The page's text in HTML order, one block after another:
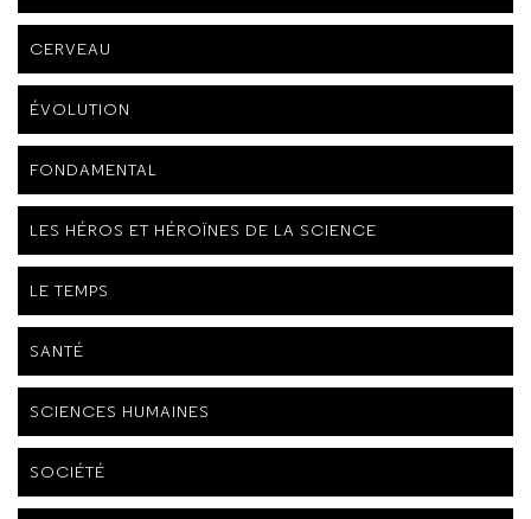
CERVEAU
ÉVOLUTION
FONDAMENTAL
LES HÉROS ET HÉROÏNES DE LA SCIENCE
LE TEMPS
SANTÉ
SCIENCES HUMAINES
SOCIÉTÉ